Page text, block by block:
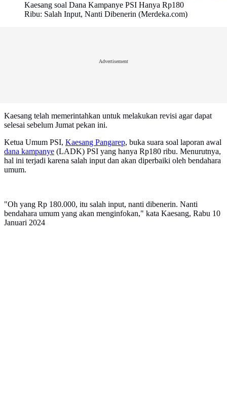
Kaesang soal Dana Kampanye PSI Hanya Rp180
Ribu: Salah Input, Nanti Dibenerin (Merdeka.com)
Advertisement
Kaesang telah memerintahkan untuk melakukan revisi agar dapat
selesai sebelum Jumat pekan ini.
Ketua Umum PSI, Kaesang Pangarep, buka suara soal laporan awal
dana kampanye (LADK) PSI yang hanya Rp180 ribu. Menurutnya,
hal ini terjadi karena salah input dan akan diperbaiki oleh bendahara
umum.
"Oh yang Rp 180.000, itu salah input, nanti dibenerin. Nanti
bendahara umum yang akan menginfokan," kata Kaesang, Rabu 10
Januari 2024